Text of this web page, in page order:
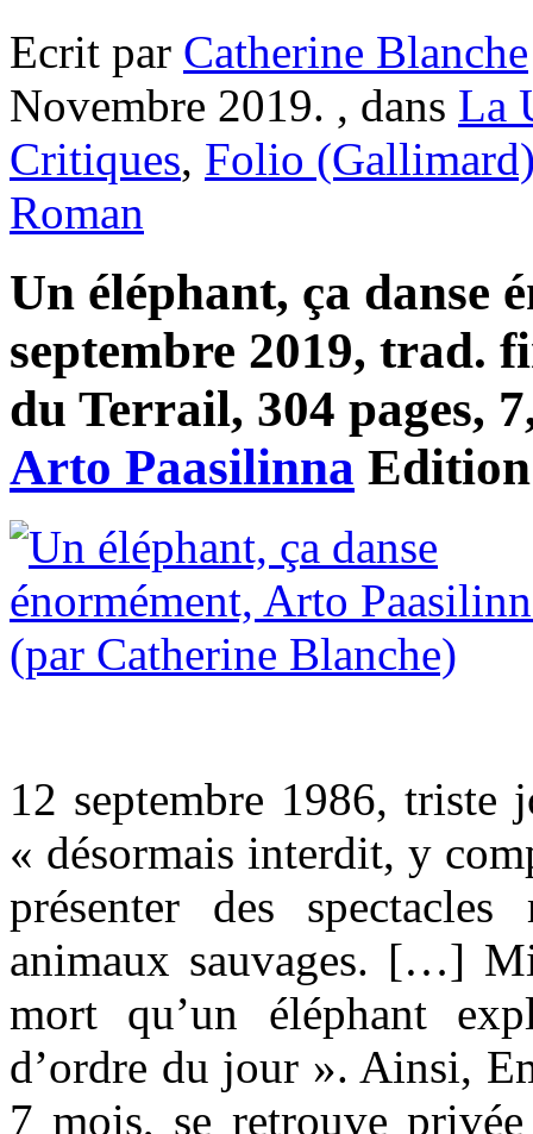
Ecrit par Catherine Blanche
Novembre 2019. , dans La
Critiques, Folio
Roman
Un éléphant, ça danse
septembre 2019, trad.
du Terrail, 304 pages,
Arto Paasilinna
12 septembre 1986,
« désormais interdit, y
présenter des
animaux sauvages. […]
mort qu’un éléphant
d’ordre du jour ». Ainsi,
7 mois, se retrouve